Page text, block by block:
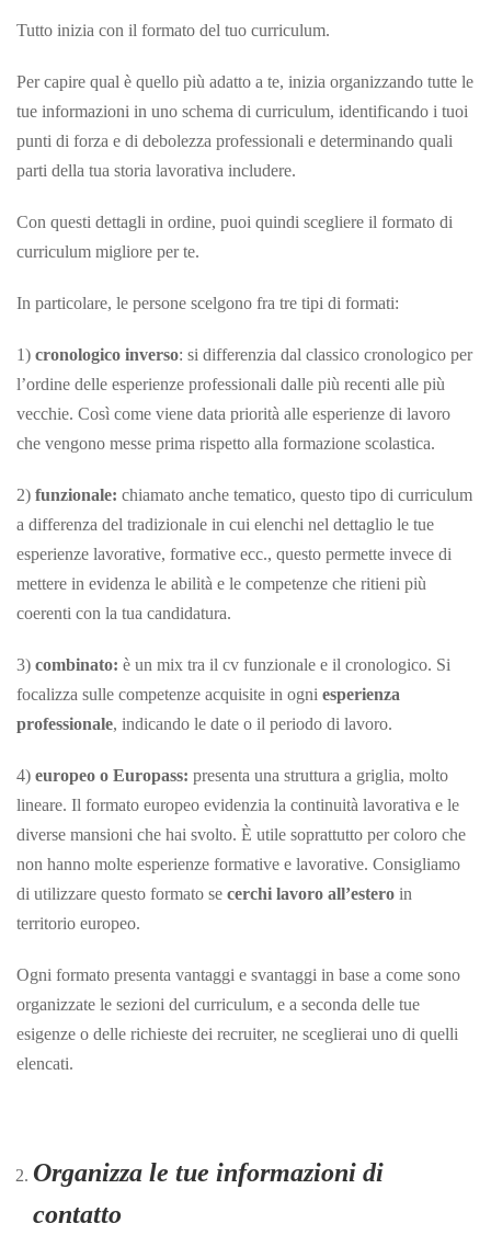
Tutto inizia con il formato del tuo curriculum.
Per capire qual è quello più adatto a te, inizia organizzando tutte le
tue informazioni in uno schema di curriculum, identificando i tuoi
punti di forza e di debolezza professionali e determinando quali
parti della tua storia lavorativa includere.
Con questi dettagli in ordine, puoi quindi scegliere il formato di
curriculum migliore per te.
In particolare, le persone scelgono fra tre tipi di formati:
1) cronologico inverso: si differenzia dal classico cronologico per
l’ordine delle esperienze professionali dalle più recenti alle più
vecchie. Così come viene data priorità alle esperienze di lavoro
che vengono messe prima rispetto alla formazione scolastica.
2) funzionale: chiamato anche tematico, questo tipo di curriculum
a differenza del tradizionale in cui elenchi nel dettaglio le tue
esperienze lavorative, formative ecc., questo permette invece di
mettere in evidenza le abilità e le competenze che ritieni più
coerenti con la tua candidatura.
3) combinato: è un mix tra il cv funzionale e il cronologico. Si
focalizza sulle competenze acquisite in ogni esperienza
professionale, indicando le date o il periodo di lavoro.
4) europeo o Europass: presenta una struttura a griglia, molto
lineare. Il formato europeo evidenzia la continuità lavorativa e le
diverse mansioni che hai svolto. È utile soprattutto per coloro che
non hanno molte esperienze formative e lavorative. Consigliamo
di utilizzare questo formato se cerchi lavoro all’estero in
territorio europeo.
Ogni formato presenta vantaggi e svantaggi in base a come sono
organizzate le sezioni del curriculum, e a seconda delle tue
esigenze o delle richieste dei recruiter, ne sceglierai uno di quelli
elencati.
Organizza le tue informazioni di
contatto